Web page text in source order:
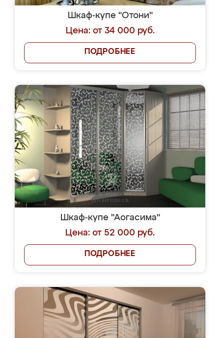
Шкаф-купе "Отони"
Цена: от 34 000 руб.
ПОДРОБНЕЕ
Шкаф-купе "Аогасима"
Цена: от 52 000 руб.
ПОДРОБНЕЕ